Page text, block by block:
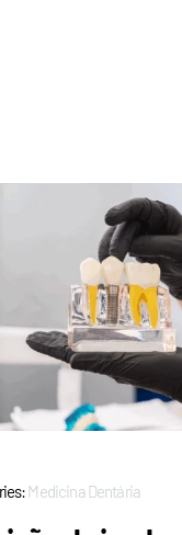
Medicina Dentária